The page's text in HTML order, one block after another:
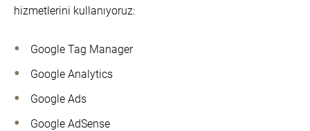
hizmetlerini kullanıyoruz:
Google Tag Manager
Google Analytics
Google Ads
Google AdSense